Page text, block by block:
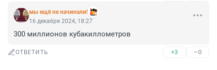
мы ещё не начинали!
16 декабря 2024, 18:27
300 миллионов кубакиллометров
ОТВЕТИТЬ +3 –0